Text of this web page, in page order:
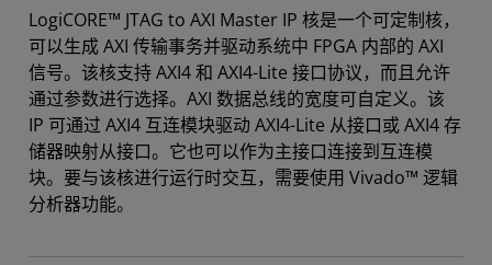
LogiCORE™ JTAG to AXI Master IP 核是一个可定制核，
可以生成 AXI 传输事务并驱动系统中 FPGA 内部的 AXI
信号。该核支持 AXI4 和 AXI4-Lite 接口协议，而且允许
通过参数进行选择。AXI 数据总线的宽度可自定义。该
IP 可通过 AXI4 互连模块驱动 AXI4-Lite 从接口或 AXI4 存
储器映射从接口。它也可以作为主接口连接到互连模
块。要与该核进行运行时交互，需要使用 Vivado™ 逻辑
分析器功能。